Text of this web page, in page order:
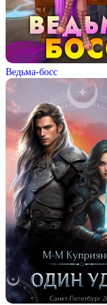
Ведьма-босс